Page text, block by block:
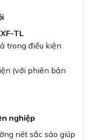
TL
trong điều kiện
(với phiên bản
nghiệp
nét sắc sảo giúp